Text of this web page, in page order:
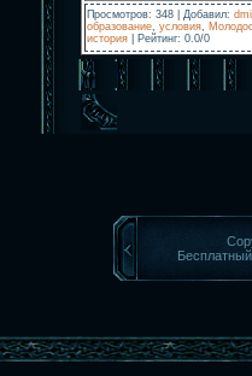
Просмотров: 348 Добавил:
образование условия
история
Рейтинг: 0.0/0